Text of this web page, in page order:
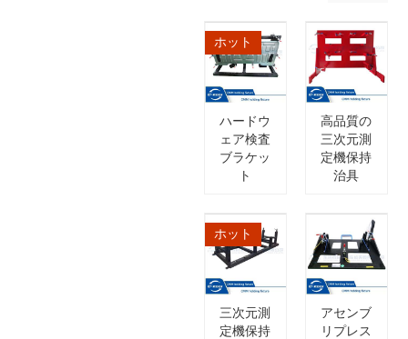
ホット
ハードウ
ェア検査
ブラケッ
ト
高品質の
三次元測
定機保持
治具
ホット
三次元測
定機保持
アセンブ
リプレス